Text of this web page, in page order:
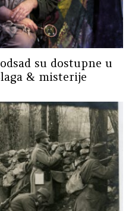
su dostupne u
& misterije